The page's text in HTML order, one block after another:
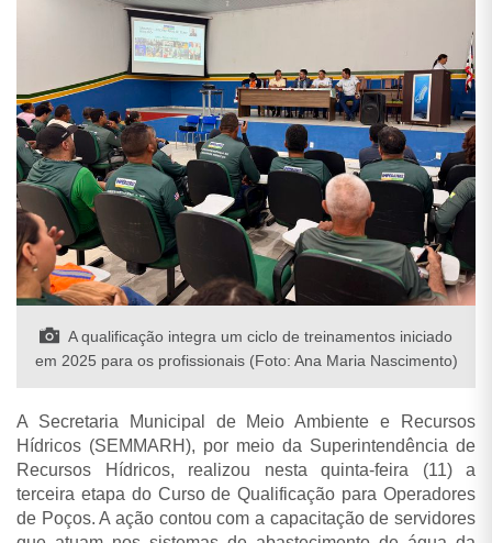
A qualificação integra um ciclo de treinamentos iniciado
em 2025 para os profissionais (Foto: Ana Maria Nascimento)
A Secretaria Municipal de Meio Ambiente e Recursos
Hídricos (SEMMARH), por meio da Superintendência de
Recursos Hídricos, realizou nesta quinta-feira (11) a
terceira etapa do Curso de Qualificação para Operadores
de Poços. A ação contou com a capacitação de servidores